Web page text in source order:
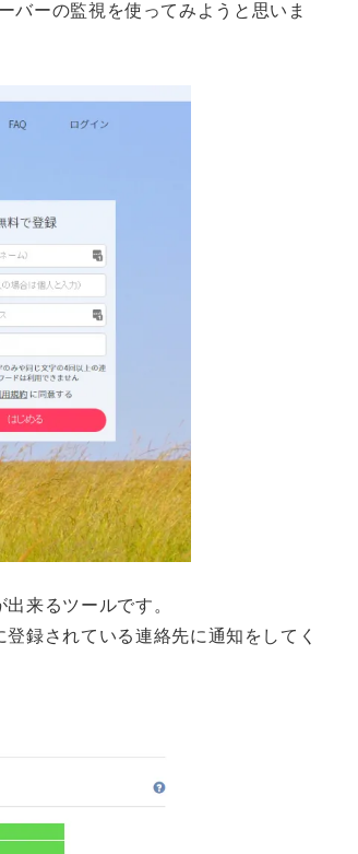
バーの監視を使ってみようと思いま
来るツールです。
録されている連絡先に通知をしてく